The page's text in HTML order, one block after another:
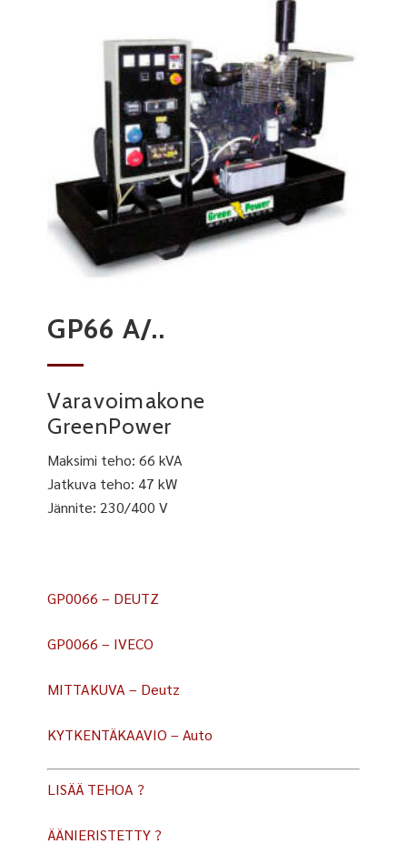
GP66 A/..
Varavoimakone
GreenPower
Maksimi teho: 66 kVA
Jatkuva teho: 47 kW
Jännite: 230/400 V
GP0066 – DEUTZ
GP0066 – IVECO
MITTAKUVA – Deutz
KYTKENTÄKAAVIO – Auto
LISÄÄ TEHOA ?
ÄÄNIERISTETTY ?